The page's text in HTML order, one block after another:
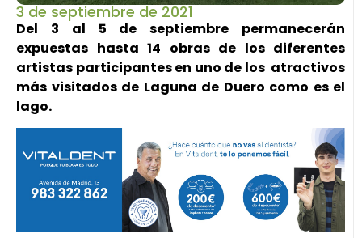
3 de septiembre de 2021
Del 3 al 5 de septiembre permanecerán
expuestas hasta 14 obras de los diferentes
artistas participantes en uno de los atractivos
más visitados de Laguna de Duero como es el
lago.